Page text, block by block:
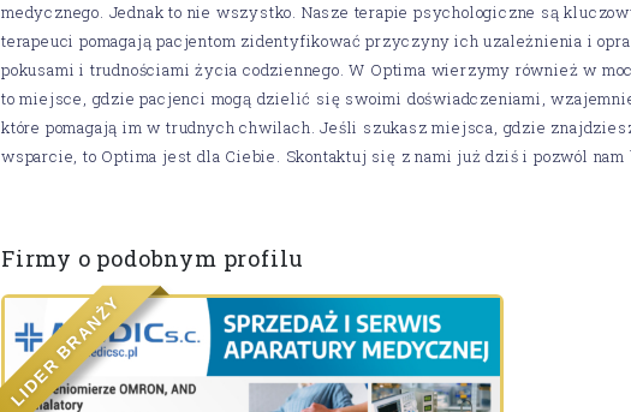
medycznego. Jednak to nie wszystko. Nasze terapie psychologiczne są
terapeuci pomagają pacjentom zidentyfikować przyczyny ich uzależnienia i
pokusami i trudnościami życia codziennego. W Optima wierzymy również w
to miejsce, gdzie pacjenci mogą dzielić się swoimi doświadczeniami,
które pomagają im w trudnych chwilach. Jeśli szukasz miejsca, gdzie
wsparcie, to Optima jest dla Ciebie. Skontaktuj się z nami już dziś i pozwól nam
Firmy o podobnym profilu
LI
DER
B
RANŻ
Y